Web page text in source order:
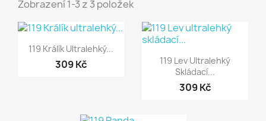
Zobrazení 1-3 z 3 položek
Rychlý náhled
119 Králík Ultralehký...
309 Kč Rychlý náhled
119 Lev Ultralehký
Skládací...
309 Kč